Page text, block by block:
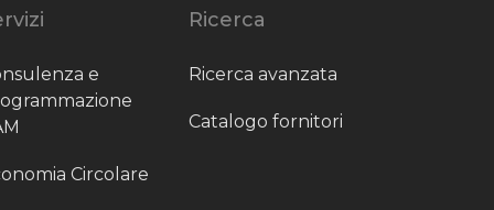
e
Circolare
Ricerca
Ricerca avanzata
Catalogo fornitori